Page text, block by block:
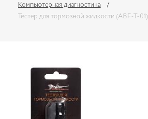
Компьютерная диагностика
Тестер для тормозной жидкости (ABF-T-01)